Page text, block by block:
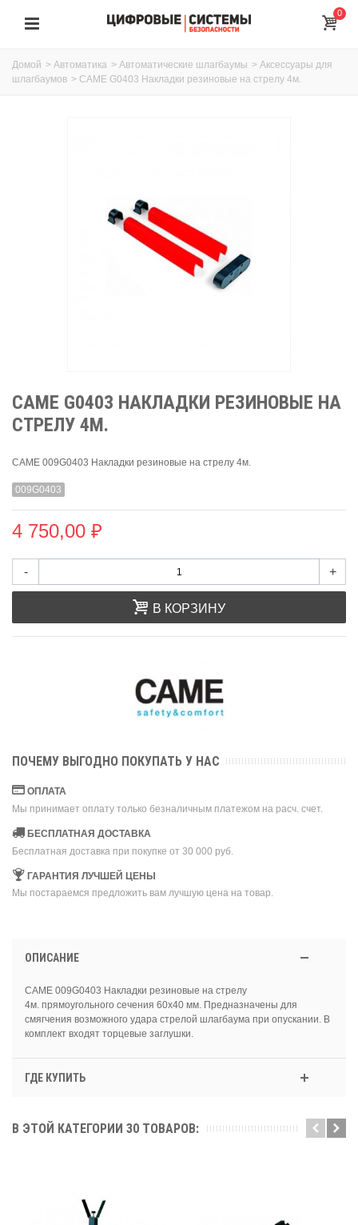
0
Домой > Автоматика > Автоматические шлагбаумы > Аксессуары для
шлагбаумов > CAME G0403 Накладки резиновые на стрелу 4м.
CAME G0403 НАКЛАДКИ РЕЗИНОВЫЕ НА
СТРЕЛУ 4М.
CAME 009G0403 Накладки резиновые на стрелу 4м.
009G0403
4 750,00 ₽
- +
В КОРЗИНУ
ПОЧЕМУ ВЫГОДНО ПОКУПАТЬ У НАС
ОПЛАТА
Мы принимает оплату только безналичным платежом на расч. счет.
БЕСПЛАТНАЯ ДОСТАВКА
Бесплатная доставка при покупке от 30 000 руб.
ГАРАНТИЯ ЛУЧШЕЙ ЦЕНЫ
Мы постараемся предложить вам лучшую цена на товар.
ОПИСАНИЕ
CAME 009G0403 Накладки резиновые на стрелу
4м. прямоугольного сечения 60x40 мм. Предназначены для
смягчения возможного удара стрелой шлагбаума при опускании. В
комплект входят торцевые заглушки.
ГДЕ КУПИТЬ
В ЭТОЙ КАТЕГОРИИ 30 ТОВАРОВ: